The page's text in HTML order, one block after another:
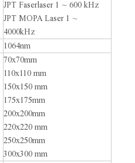
JPT Faserlaser 1 ~ 600 kHz
JPT MOPA Laser 1 ~
4000kHz
1064nm
70x70mm
110x110 mm
150x150 mm
175x175mm
200x200mm
220x220 mm
250x250mm
300x300 mm